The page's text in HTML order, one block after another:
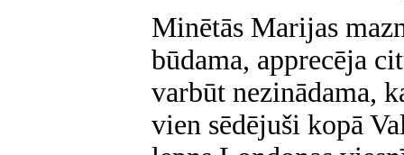
Minētās Marijas
būdama, apprecēja
varbūt nezinādama,
vien sēdējuši kopā